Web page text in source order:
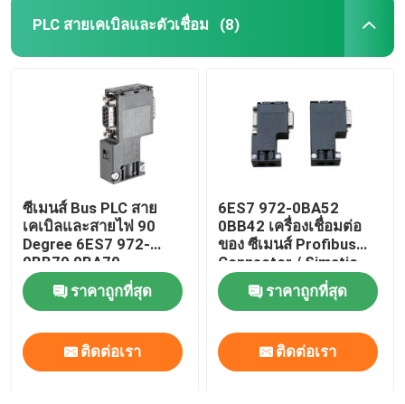
PLC สายเคเบิลและตัวเชื่อม (8)
ซีเมนส์ Bus PLC สาย
เคเบิลและสายไฟ 90
Degree 6ES7 972-
0BB70 0BA70
ราคาถูกที่สุด
ติดต่อเรา
6ES7 972-0BA52
0BB42 เครื่องเชื่อมต่อ
ของ ซีเมนส์ Profibus
Connector / Simatic
ET200 ของ ซีเมนส์ Bus
Connectorราคาถูกที่สุด
ติดต่อเรา